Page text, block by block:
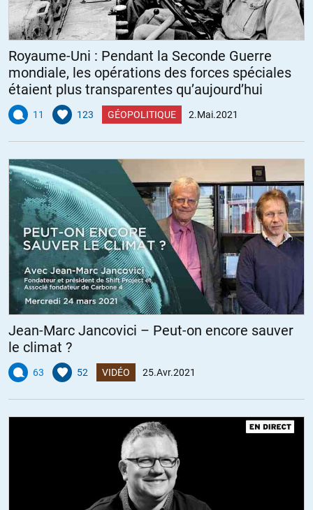
Royaume-Uni : Pendant la Seconde Guerre
mondiale, les opérations des forces spéciales
étaient plus transparentes qu’aujourd’hui
11 123 GÉOPOLITIQUE 2.Mai.2021
Jean-Marc Jancovici – Peut-on encore sauver
le climat ?
63 52 VIDÉO 25.Avr.2021